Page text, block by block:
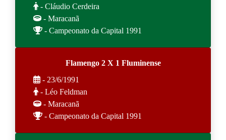
- Cláudio Cerdeira
- Maracanã
- Campeonato da Capital 1991
Flamengo 2 X 1 Fluminense
- 23/6/1991
- Léo Feldman
- Maracanã
- Campeonato da Capital 1991